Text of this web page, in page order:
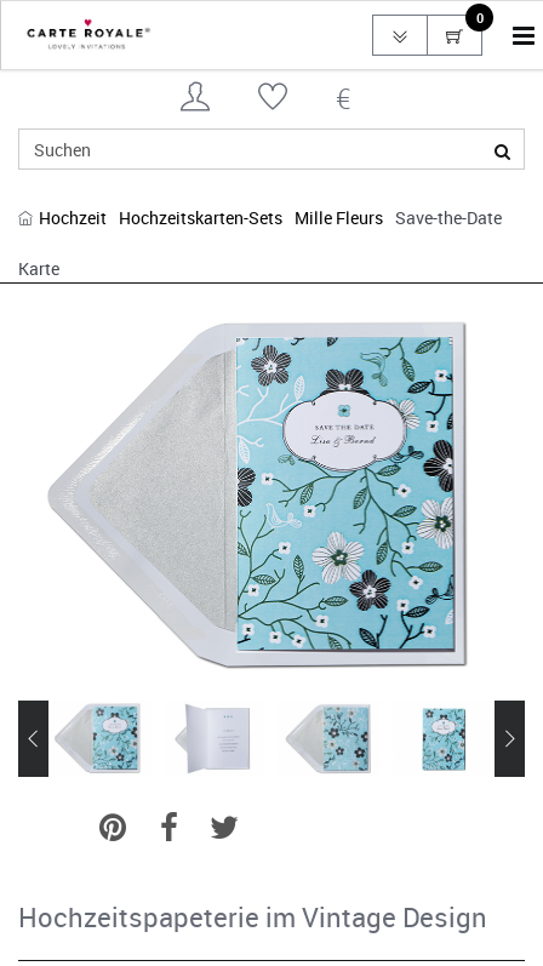
0
Hochzeit Hochzeitskarten-Sets Mille Fleurs Save-the-Date
Karte
Hochzeitspapeterie im Vintage Design